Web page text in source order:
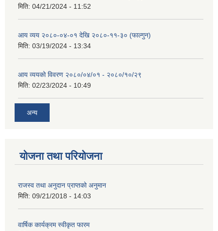
मिति: 04/21/2024 - 11:52
आय व्यय २०८०-०४-०१ देखि २०८०-११-३० (फाल्गुन)
मिति: 03/19/2024 - 13:34
आय व्ययको विवरण २०८०/०४/०१ - २०८०/१०/२९
मिति: 02/23/2024 - 10:49
अन्य
योजना तथा परियोजना
राजस्व तथा अनुदान प्राप्तको अनुमान
मिति: 09/21/2018 - 14:03
वार्षिक कार्यक्रम स्वीकृत फारम